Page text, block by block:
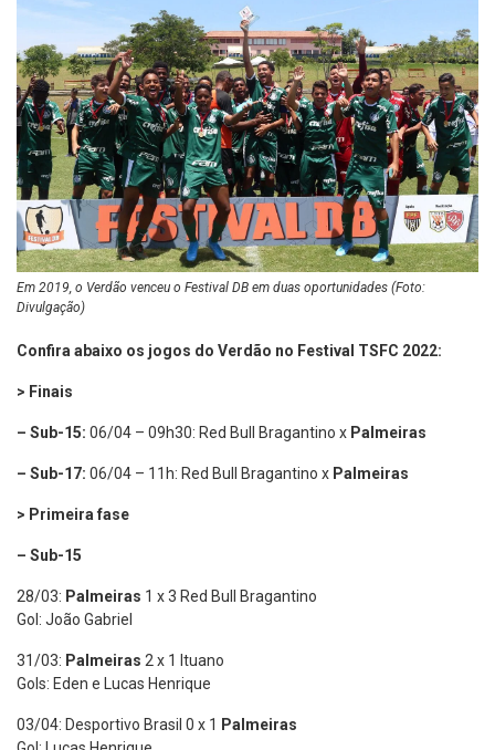
Em 2019, o Verdão venceu o Festival DB em duas oportunidades (Foto:
Divulgação)
Confira abaixo os jogos do Verdão no Festival TSFC 2022:
> Finais
– Sub-15: 06/04 – 09h30: Red Bull Bragantino x Palmeiras
– Sub-17: 06/04 – 11h: Red Bull Bragantino x Palmeiras
> Primeira fase
– Sub-15
28/03: Palmeiras 1 x 3 Red Bull Bragantino
Gol: João Gabriel
31/03: Palmeiras 2 x 1 Ituano
Gols: Eden e Lucas Henrique
03/04: Desportivo Brasil 0 x 1 Palmeiras